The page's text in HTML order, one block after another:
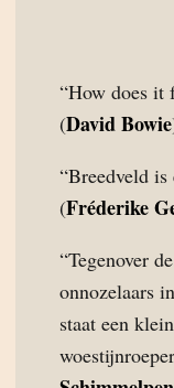
“How does it
(David Bowie
“Breedveld is
(Fréderike
“Tegenover
onnozelaars
staat een